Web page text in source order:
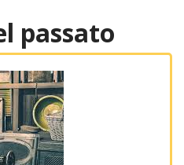
passato